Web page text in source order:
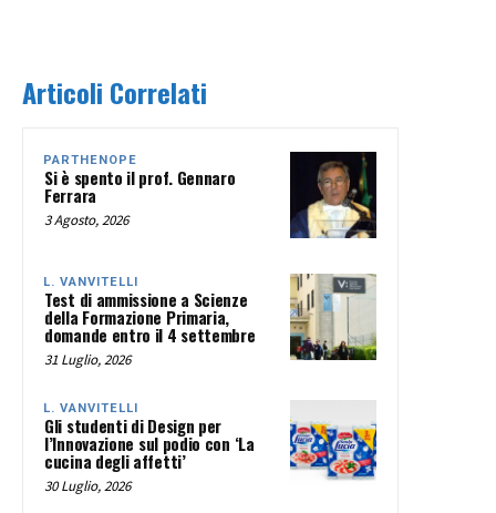
Articoli Correlati
PARTHENOPE
Si è spento il prof. Gennaro
Ferrara
3 Agosto, 2026
L. VANVITELLI
Test di ammissione a Scienze
della Formazione Primaria,
domande entro il 4 settembre
31 Luglio, 2026
L. VANVITELLI
Gli studenti di Design per
l’Innovazione sul podio con ‘La
cucina degli affetti’
30 Luglio, 2026